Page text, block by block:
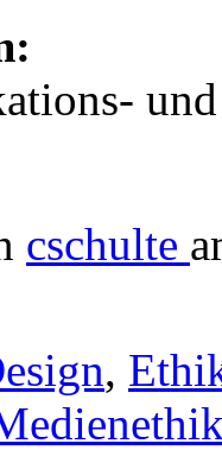
cschulte
,